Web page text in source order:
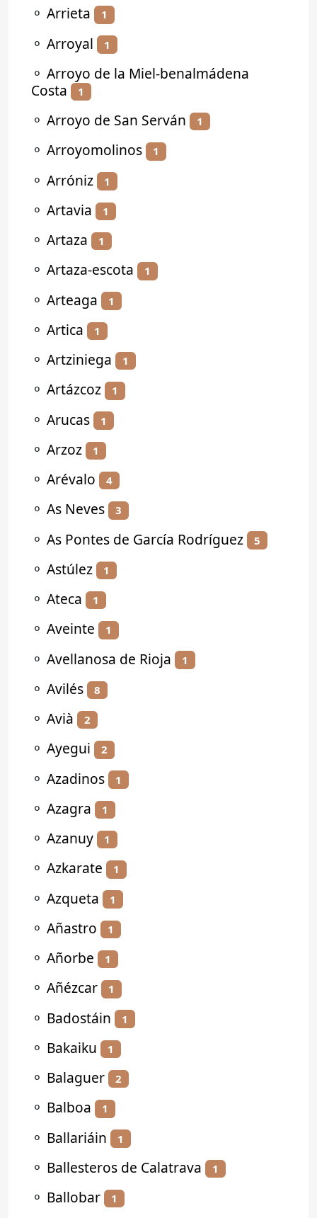
⚬ Arrieta 1
⚬ Arroyal 1
⚬ Arroyo de la Miel-benalmádena
Costa
1
⚬ Arroyo de San Serván 1
⚬ Arroyomolinos 1
⚬ Arróniz 1
⚬ Artavia 1
⚬ Artaza 1
⚬ Artaza-escota 1
⚬ Arteaga 1
⚬ Artica 1
⚬ Artziniega 1
⚬ Artázcoz 1
⚬ Arucas 1
⚬ Arzoz 1
⚬ Arévalo 4
⚬ As Neves 3
⚬ As Pontes de García Rodríguez 5
⚬ Astúlez 1
⚬ Ateca 1
⚬ Aveinte 1
⚬ Avellanosa de Rioja 1
⚬ Avilés 8
⚬ Avià 2
⚬ Ayegui 2
⚬ Azadinos 1
⚬ Azagra 1
⚬ Azanuy 1
⚬ Azkarate 1
⚬ Azqueta 1
⚬ Añastro 1
⚬ Añorbe 1
⚬ Añézcar 1
⚬ Badostáin 1
⚬ Bakaiku 1
⚬ Balaguer 2
⚬ Balboa 1
⚬ Ballariáin 1
⚬ Ballesteros de Calatrava 1
⚬ Ballobar 1